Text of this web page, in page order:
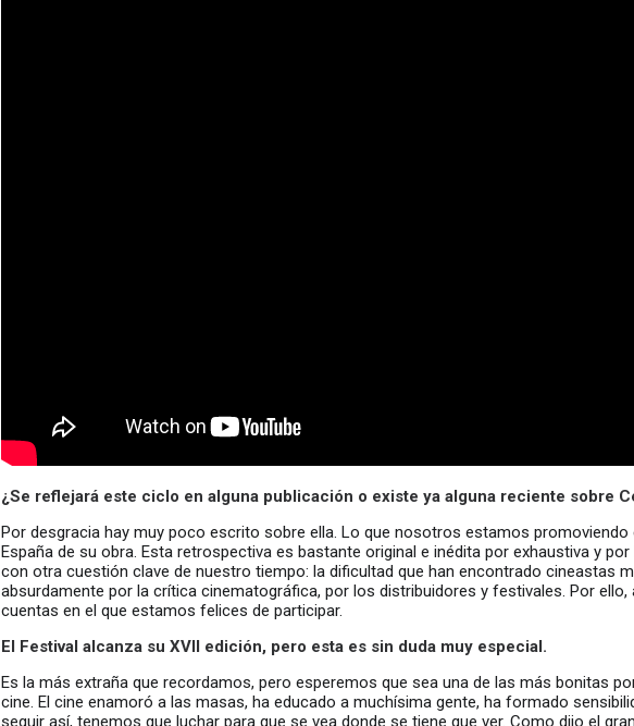
¿Se reflejará este ciclo en alguna publicación o existe ya alguna reciente sobre
Por desgracia hay muy poco escrito sobre ella. Lo que nosotros estamos
España de su obra. Esta retrospectiva es bastante original e inédita por exhaustiva y
con otra cuestión clave de nuestro tiempo: la dificultad que han encontrado cineastas
absurdamente por la crítica cinematográfica, por los distribuidores y festivales. Por ello,
cuentas en el que estamos felices de participar.
El Festival alcanza su XVII edición, pero esta es sin duda muy especial.
Es la más extraña que recordamos, pero esperemos que sea una de las más bonitas
cine. El cine enamoró a las masas, ha educado a muchísima gente, ha formado
seguir así, tenemos que luchar para que se vea donde se tiene que ver. Como dijo el